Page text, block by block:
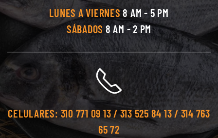
LUNES A VIERNES8 AM - 5 PM
SÁBADOS 8 AM - 2 PM
CELULARES: 310 771 09 13 / 313 525 84 13 / 314 763
65 72